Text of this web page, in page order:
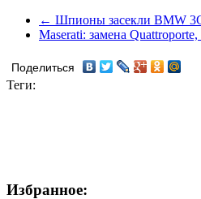
← Шпионы засекли BMW
Maserati: замена
Поделиться
Теги:
Избранное: